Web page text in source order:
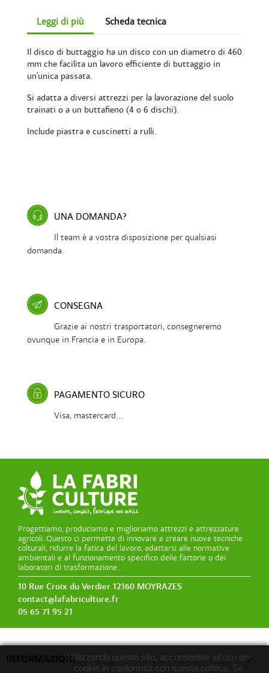
Leggi di più Scheda tecnica
Il disco di buttaggio ha un disco con un diametro di 460
mm che facilita un lavoro efficiente di buttaggio in
un'unica passata.
Si adatta a diversi attrezzi per la lavorazione del suolo
trainati o a un buttafieno (4 o 6 dischi).
Include piastra e cuscinetti a rulli.
UNA DOMANDA?
Il team è a vostra disposizione per qualsiasi
domanda.
CONSEGNA
Grazie ai nostri trasportatori, consegneremo
ovunque in Francia e in Europa.
PAGAMENTO SICURO
Visa, mastercard...
Progettiamo, produciamo e miglioriamo attrezzi e attrezzature
agricoli. Questo ci permette di innovare e creare nuove tecniche
colturali, ridurre la fatica del lavoro, adattarsi alle normative
ambientali e al funzionamento specifico delle fattorie o dei
laboratori di trasformazione.
10 Rue Croix du Verdier 12160 MOYRAZES
contact@lafabriculture.fr
05 65 71 95 21
INFORMAZIONI 
Utilizzando questo sito, acconsentite all'uso dei
cookie in conformità con questa politica. Se